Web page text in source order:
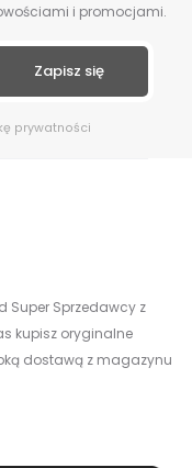
i promocjami.
prywatności
Super Sprzedawcy z
kupisz oryginalne
dostawą z magazynu